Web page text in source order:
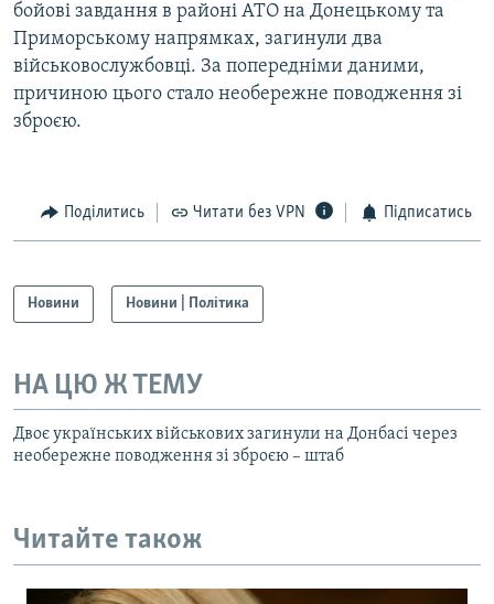
бойові завдання в районі АТО на Донецькому та
Приморському напрямках, загинули два
військовослужбовці. За попередніми даними,
причиною цього стало необережне поводження зі
зброєю.
Поділитись Читати без VPN Підписатись
Новини Новини | Політика
НА ЦЮ Ж ТЕМУ
Двоє українських військових загинули на Донбасі через
необережне поводження зі зброєю – штаб
Читайте також